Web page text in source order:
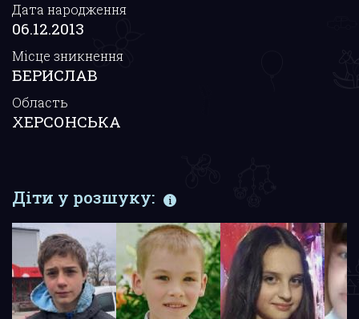
Дата народження
06.12.2013
Місце зникнення
БЕРИСЛАВ
Область
ХЕРСОНСЬКА
Діти у розшуку: